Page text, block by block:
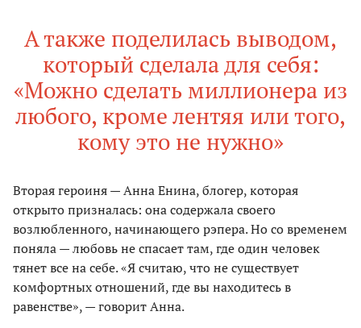
А также поделилась выводом,
который сделала для себя:
«Можно сделать миллионера из
любого, кроме лентяя или того,
кому это не нужно»
Вторая героиня — Анна Енина, блогер, которая
открыто призналась: она содержала своего
возлюбленного, начинающего рэпера. Но со временем
поняла — любовь не спасает там, где один человек
тянет все на себе. «Я считаю, что не существует
комфортных отношений, где вы находитесь в
равенстве», — говорит Анна.